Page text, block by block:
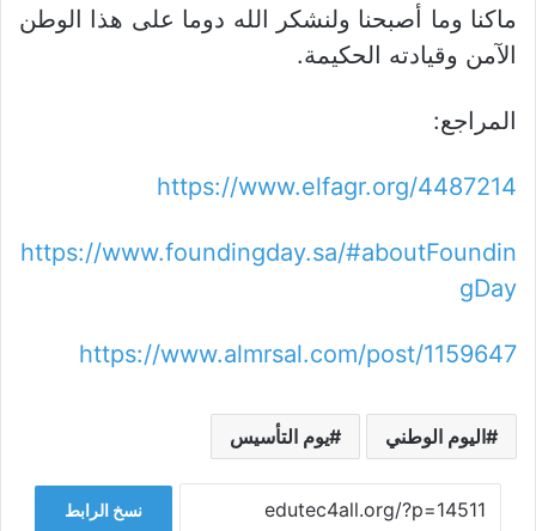
ماكنا وما أصبحنا ولنشكر الله دوما على هذا الوطن
الآمن وقيادته الحكيمة.
المراجع:
https://www.elfagr.org/4487214
https://www.foundingday.sa/#aboutFoundin
gDay
https://www.almrsal.com/post/1159647
اليوم الوطني يوم التأسيس
نسخ الرابط